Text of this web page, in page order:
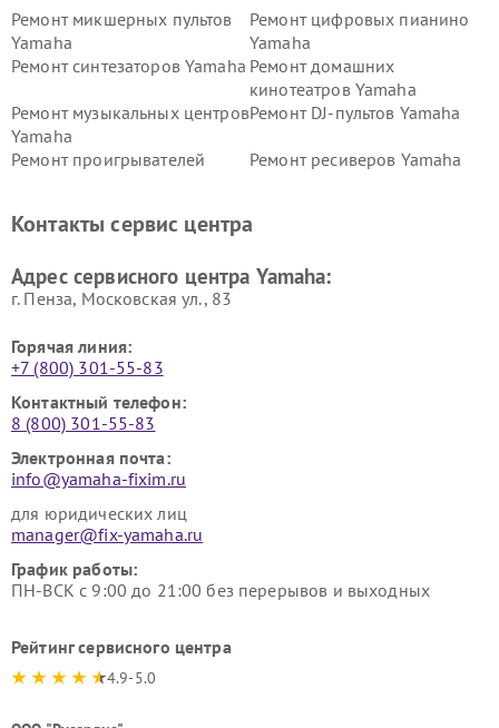
Ремонт микшерных пультов
Yamaha
Ремонт цифровых пианино
Yamaha
Ремонт синтезаторов Yamaha Ремонт домашних
кинотеатров Yamaha
Ремонт музыкальных центров
Yamaha
Ремонт DJ-пультов Yamaha
Ремонт проигрывателей
Ремонт ресиверов Yamaha
Yamaha
Yamaha
Контакты сервис центра
Адрес сервисного центра Yamaha:
г. Пенза, Московская ул., 83
Горячая линия:
+7 (800) 301-55-83
Контактный телефон:
8 (800) 301-55-83
Электронная почта:
info@yamaha-fixim.ru
для юридических лиц
manager@fix-yamaha.ru
График работы:
ПН-ВСК с 9:00 до 21:00 без перерывов и выходных
Рейтинг сервисного центра
4.9-5.0